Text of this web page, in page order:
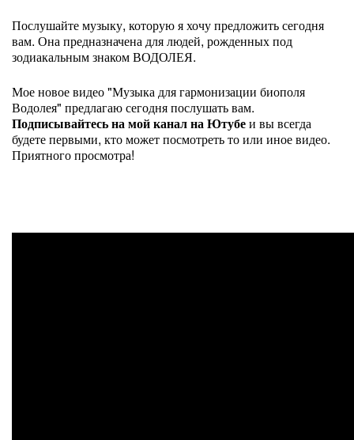
Послушайте музыку, которую я хочу предложить сегодня
вам. Она предназначена для людей, рожденных под
зодиакальным знаком ВОДОЛЕЯ.
Мое новое видео "Музыка для гармонизации биополя
Водолея" предлагаю сегодня послушать вам.
Подписывайтесь на мой канал на Ютубеи вы всегда
будете первыми, кто может посмотреть то или иное видео.
Приятного просмотра!